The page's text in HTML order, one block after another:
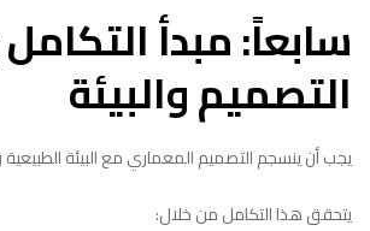
سابعاً: مبدأ
التصميم والبيئة
يجب أن ينسجم التصميم المعماري مع البيئة الطبيعية
يتحقق هذا التكامل من خلال: